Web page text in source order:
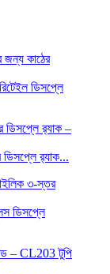
ডিসপ্লে
ডিসপ্লে র‍্যাক...
ডিসপ্লে